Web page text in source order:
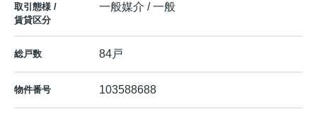
取引態様 /
賃貸区分
一般媒介 / 一般
総戸数 84戸
物件番号 103588688